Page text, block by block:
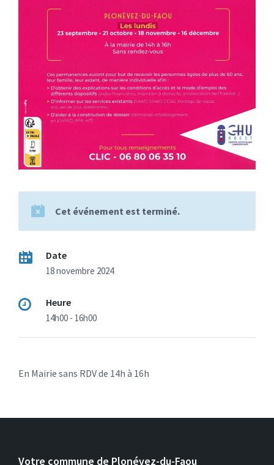
Cet événement est terminé.
Date
18 novembre 2024
Heure
14h00 - 16h00
En Mairie sans RDV de 14h à 16h
Votre commune de Plonévez-du-Faou